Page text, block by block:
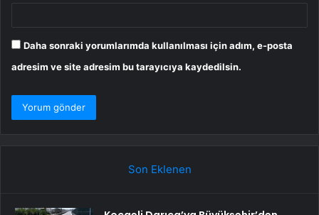
Daha sonraki yorumlarımda kullanılması için adım, e-posta
adresim ve site adresim bu tarayıcıya kaydedilsin.
Son Eklenen